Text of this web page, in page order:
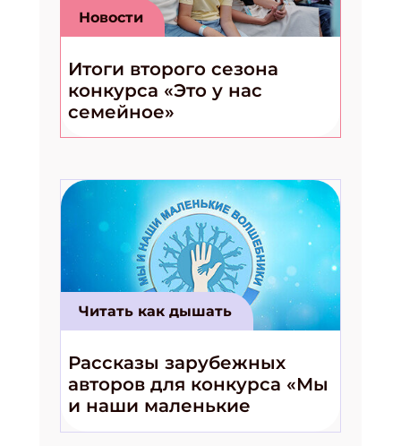
Новости
Итоги второго сезона
конкурса «Это у нас
семейное»
Читать как дышать
Рассказы зарубежных
авторов для конкурса «Мы
и наши маленькие
волшебники!»